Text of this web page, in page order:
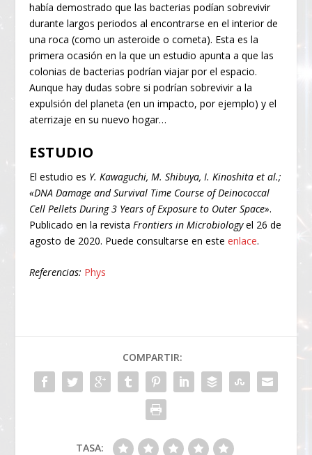
había demostrado que las bacterias podían sobrevivir
durante largos periodos al encontrarse en el interior de
una roca (como un asteroide o cometa). Esta es la
primera ocasión en la que un estudio apunta a que las
colonias de bacterias podrían viajar por el espacio.
Aunque hay dudas sobre si podrían sobrevivir a la
expulsión del planeta (en un impacto, por ejemplo) y el
aterrizaje en su nuevo hogar…
ESTUDIO
El estudio es Y. Kawaguchi, M. Shibuya, I. Kinoshita et al.;
«DNA Damage and Survival Time Course of Deinococcal
Cell Pellets During 3 Years of Exposure to Outer Space».
Publicado en la revista Frontiers in Microbiologyel 26 de
agosto de 2020. Puede consultarse en esteenlace.
Referencias: Phys
COMPARTIR:
TASA: